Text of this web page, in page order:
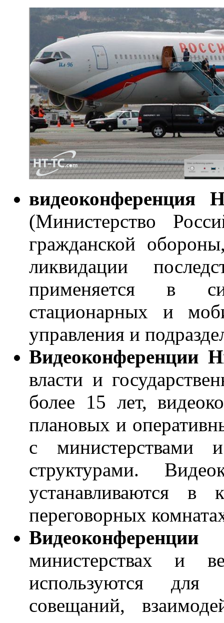
(Министерство
гражданской
ликвидации
применяется в
стационарных и
управления и
Видеоконференции
власти и
более 15 лет,
плановых и
с министерствами
структурами.
устанавливаются в
переговорных
министерствах и
используются
совещаний,